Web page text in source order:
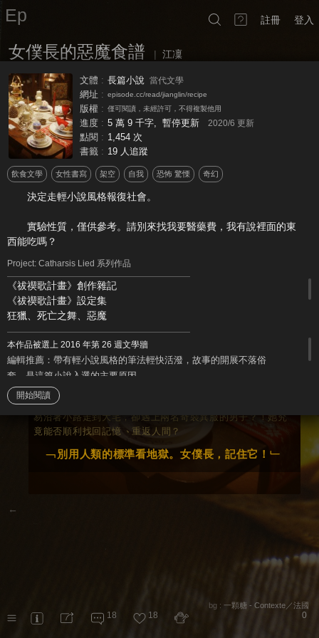
Ep 註冊 登入
女僕長的惡魔食譜 | 江凜
煉獄十三號街，大宅廚房
hack
﹁別用人類的標準看地獄。 女僕長 ， 記住它 ！ ﹂
要訂契約？可以啊，
一睜眼就發現被遺棄荒野
易沿著小路走到大宅，卻遇上兩名奇裝異服的男子？！她究
竟能否順利找回記憶
重返人間 ？
惡魔
食譜
女僕長的
文體 : 長篇小說 當代文學
網址 : episode.cc/read/jianglin/recipe
版權 : 僅可閱讀，未經許可，不得複製他用
進度 : 5 萬 9 千字, 暫停更新 2020/6 更新
點閱 : 1,454 次
書籤 : 19 人追蹤
飲食文學 女性書寫 架空 自我 恐怖 驚慄 奇幻
決定走輕小說風格報復社會。
實驗性質，僅供參考。請別來找我要醫藥費，我有說裡面的東
西能吃嗎？
Project: Catharsis Lied 系列作品
《祓禊歌計畫》創作雜記
《祓禊歌計畫》設定集
狂獵、死亡之舞、惡魔
變成歌聲的少年
Satyrion
黑天鵝皇后
祓禊歌正傳
Foehn
黑暗、咒語、塵土飛揚、蜥蜴
【天河社區】活動小說集錦
Your Grace, Times Have Changed
我的筆友忙著拯救世界
聖災
【聖誕約會大作戰】翻牌不成對
本作品被選上 2016 年第 26 週文學牆
編輯推薦：帶有輕小說風格的筆法輕快活潑，故事的開展不落俗
套，是這篇小說入選的主要原因。
開始閱讀
←
bg : 一顆糖 - Contexte／法國
18 18 0